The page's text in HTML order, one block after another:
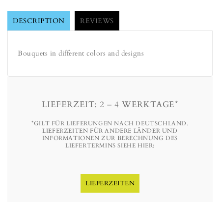
DESCRIPTION REVIEWS
Bouquets in different colors and designs
LIEFERZEIT: 2 – 4 WERKTAGE*
*GILT FÜR LIEFERUNGEN NACH DEUTSCHLAND.
LIEFERZEITEN FÜR ANDERE LÄNDER UND
INFORMATIONEN ZUR BERECHNUNG DES
LIEFERTERMINS SIEHE HIER:
LIEFERZEITEN